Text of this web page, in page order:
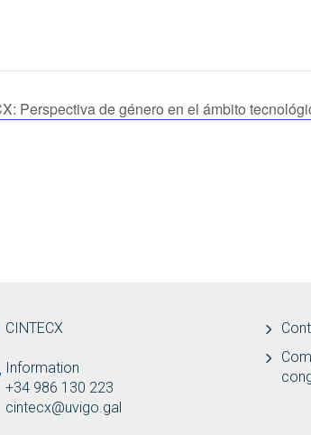
Perspectiva de género en el ámbito
EN
CINTECX
Information
+34 986 130 223
cintecx@uvigo.gal